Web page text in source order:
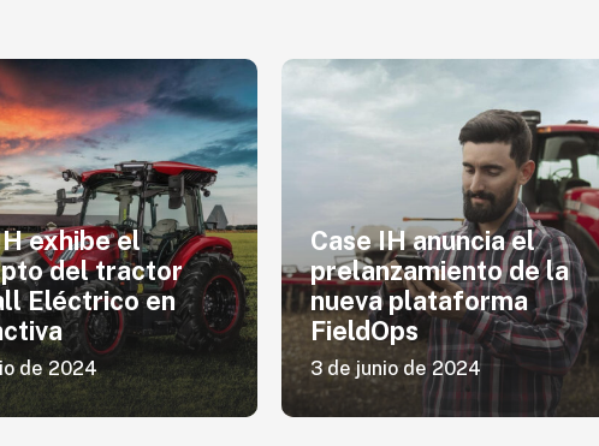
exhibe el
del tractor
Eléctrico en
de 2024
Case IH anuncia el
prelanzamiento de la
nueva plataforma
FieldOps
3 de junio de 2024